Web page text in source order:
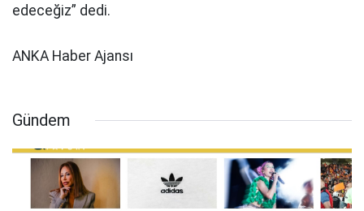
edeceğiz” dedi.
ANKA Haber Ajansı
Gündem